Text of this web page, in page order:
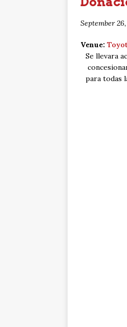
September
Venue:
Se llevara
para todas